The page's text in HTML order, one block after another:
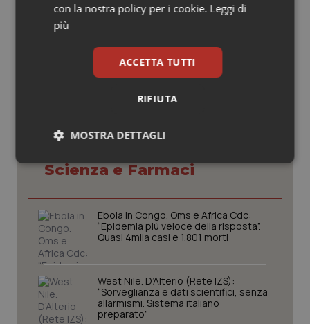
Vaccini
01 Febbraio 2019
© Riproduzione riservata
Scienza e Farmaci
Ebola in Congo. Oms e Africa Cdc:
“Epidemia più veloce della risposta”.
Quasi 4mila casi e 1.801 morti
West Nile. D’Alterio (Rete IZS):
“Sorveglianza e dati scientifici, senza
allarmismi. Sistema italiano
preparato”
con la nostra policy per i cookie. Leggi di
più
ACCETTA TUTTI
RIFIUTA
MOSTRA DETTAGLI
Necessari Statistici Marketing
I cookie necessari contribuiscono a rendere fruibile il
sito web abilitandone funzionalità di base quali la
navigazione sulle pagine e l'accesso alle aree
protette del sito. Il sito web non è in grado di